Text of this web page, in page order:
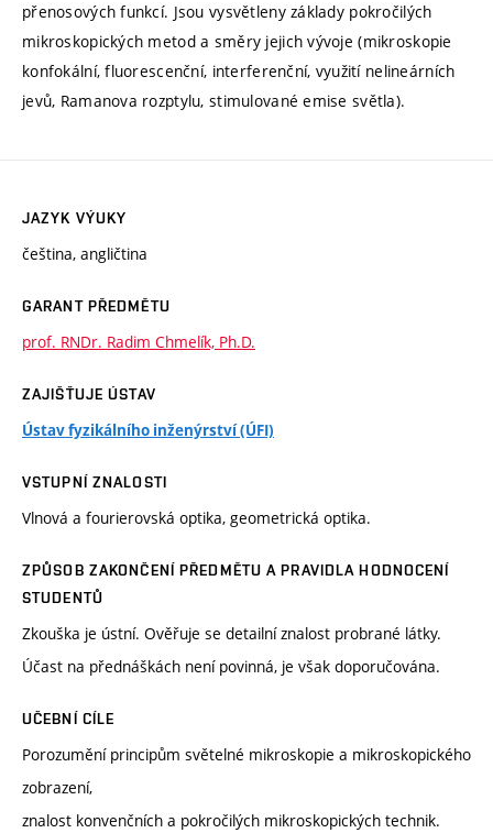
přenosových funkcí. Jsou vysvětleny základy pokročilých
mikroskopických metod a směry jejich vývoje (mikroskopie
konfokální, fluorescenční, interferenční, využití nelineárních
jevů, Ramanova rozptylu, stimulované emise světla).
JAZYK VÝUKY
čeština, angličtina
GARANT PŘEDMĚTU
prof. RNDr. Radim Chmelík, Ph.D.
ZAJIŠŤUJE ÚSTAV
Ústav fyzikálního inženýrství (ÚFI)
VSTUPNÍ ZNALOSTI
Vlnová a fourierovská optika, geometrická optika.
ZPŮSOB ZAKONČENÍ PŘEDMĚTU A PRAVIDLA HODNOCENÍ
STUDENTŮ
Zkouška je ústní. Ověřuje se detailní znalost probrané látky.
Účast na přednáškách není povinná, je však doporučována.
UČEBNÍ CÍLE
Porozumění principům světelné mikroskopie a mikroskopického
zobrazení,
znalost konvenčních a pokročilých mikroskopických technik.